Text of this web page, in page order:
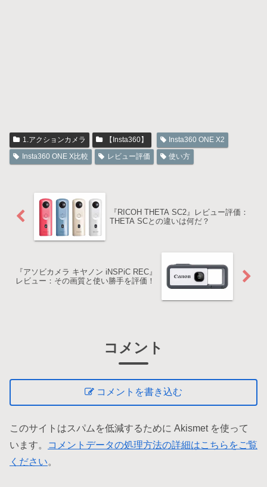
1.アクションカメラ 【Insta360】
Insta360 ONE X2
Insta360 ONE X比較
レビュー評価 使い方
『RICOH THETA SC2』レビュー評価：
THETA SCとの違いは何だ？
『アソビカメラ キヤノン iNSPiC REC』
レビュー：その画質と使い勝手を評価！
コメント
コメントを書き込む
このサイトはスパムを低減するために Akismet を使って
います。
コメントデータの処理方法の詳細はこちらをご覧
ください。